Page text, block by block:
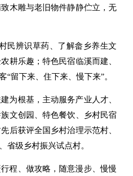
木雕与老旧物件静静伫立，无
民辨识草药、了解畲乡养生文
耕乐趣；特色民宿临溪而建、
留下来、住下来、慢下来”。
为根基，主动服务产业人才、
文创园、特色餐饮、乡村民宿
后获评全国乡村治理示范村、
省级乡村振兴试点村。
程、做攻略，随意漫步、慢慢